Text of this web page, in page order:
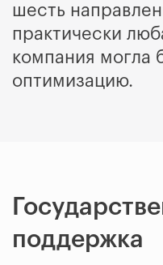
шесть
практически
компания могла
оптимизацию.
поддержка